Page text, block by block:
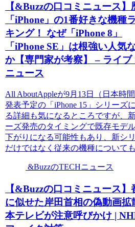
【&Buzzの口コミニュース】
「iPhone」の1番好きな機種
キング！ なぜ「iPhone 8」
「iPhone SE」は根強い人気
か【専門家が考察】 – ライブ
ニュース
All AboutAppleが9月13日（日本時
発表予定の「iPhone 15」シリーズ
る詳細も気になるところですが、
ーズ発売のタイミングで既存モデ
下がりになる可能性もあり、新シ
だけではなく従来の機種について
&BuzzのTECHニュース
【&Buzzの口コミニュース】
に似せた岸田首相の偽動画拡
本テレビが注意呼びかけ |